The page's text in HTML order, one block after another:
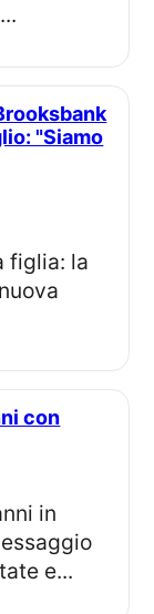
"Siamo
figlia: la
e...